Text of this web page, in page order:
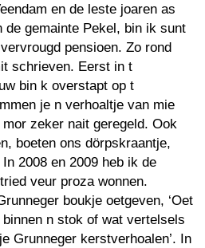
en de leste joaren as
de gemainte Pekel, bin ik sunt
pensioen. Zo rond
schrieven. Eerst in t
bin k overstapt op t
je n verhoaltje van mie
zeker nait geregeld. Ook
boeten ons dörpskraantje,
2008 en 2009 heb ik de
veur proza wonnen.
boukje oetgeven, ‘Oet
binnen n stok of wat vertelsels
Grunneger kerstverhoalen’. In